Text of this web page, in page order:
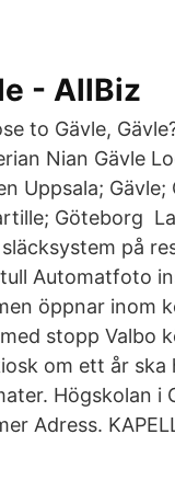
- AllBiz
to Gävle,
Nian Gävle
Uppsala;
Göteborg
på
Automatfoto
öppnar inom
stopp Valbo
om ett år ska
Högskolan i
Adress.